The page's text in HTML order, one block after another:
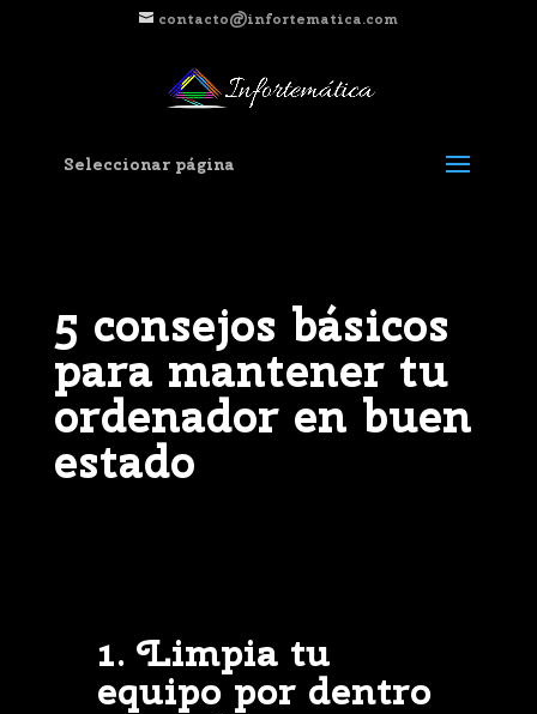
contacto@infortematica.com
Seleccionar página
5 consejos básicos
para mantener tu
ordenador en buen
estado
1.Limpia tu
equipopor dentro